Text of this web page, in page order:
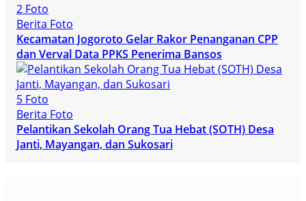
2 Foto
Berita Foto
Kecamatan Jogoroto Gelar Rakor Penanganan CPP
dan Verval Data PPKS Penerima Bansos
5 Foto
Berita Foto
Pelantikan Sekolah Orang Tua Hebat (SOTH) Desa
Janti, Mayangan, dan Sukosari